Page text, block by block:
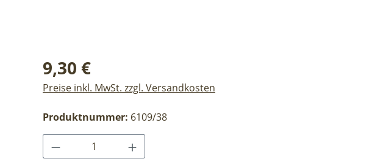
Regulärer Preis:
9,30 €
Preise inkl. MwSt. zzgl. Versandkosten
Produktnummer: 6109/38
Produkt Anzahl: Gib den gewünschten Wert